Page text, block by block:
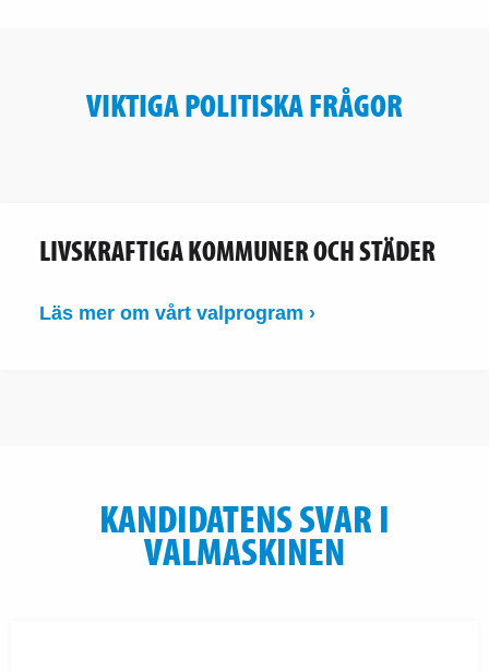
VIKTIGA POLITISKA FRÅGOR
LIVSKRAFTIGA KOMMUNER OCH STÄDER
Läs mer om vårt valprogram ›
KANDIDATENS SVAR I
VALMASKINEN